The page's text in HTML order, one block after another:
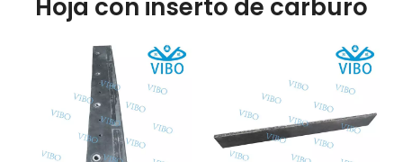
Hoja con inserto de carburo